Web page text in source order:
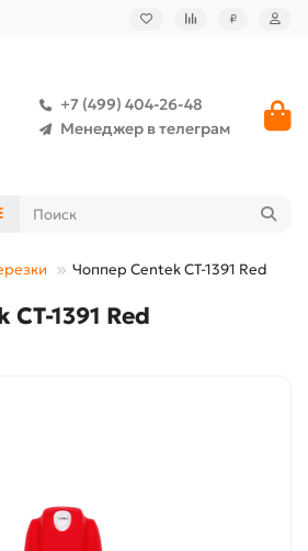
₽
+7 (499) 404-26-48
Менеджер в телеграм
Чоппер Centek CT-1391 Red
1391 Red